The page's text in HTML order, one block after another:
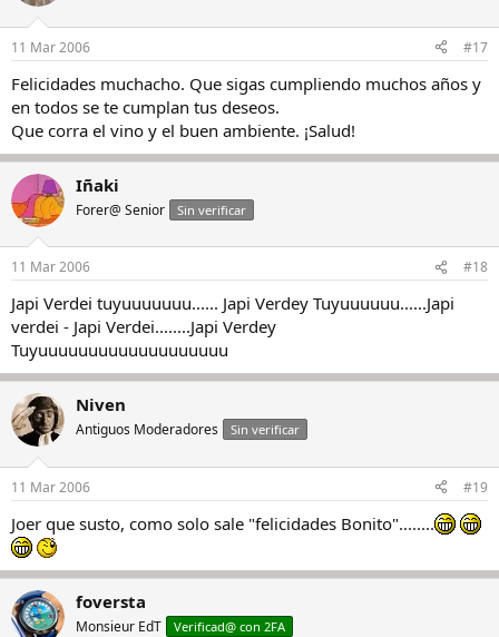
11 Mar 2006 #17
Felicidades muchacho. Que sigas cumpliendo muchos años y
en todos se te cumplan tus deseos.
Que corra el vino y el buen ambiente. ¡Salud!
Iñaki
Forer@ Senior Sin verificar
11 Mar 2006 #18
Japi Verdei tuyuuuuuuu...... Japi Verdey Tuyuuuuuu......Japi
verdei - Japi Verdei........Japi Verdey
Tuyuuuuuuuuuuuuuuuuuuu
Niven
Antiguos Moderadores Sin verificar
11 Mar 2006 #19
Joer que susto, como solo sale "felicidades Bonito"........
foversta
Monsieur EdT Verificad@ con 2FA